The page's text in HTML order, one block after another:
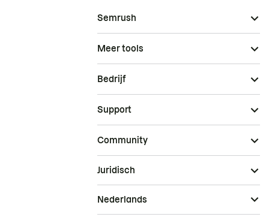
Semrush
Meer tools
Bedrijf
Support
Community
Juridisch
Nederlands